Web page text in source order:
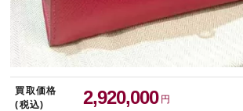
買取価格
(税込)
2,920,000 円